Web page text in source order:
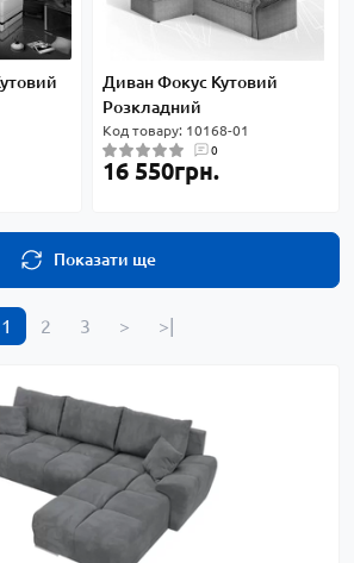
Диван Фокус Кутовий
Розкладний
Код товару: 10168-01
0
16 550грн.
Показати ще
1 2 3 > >|